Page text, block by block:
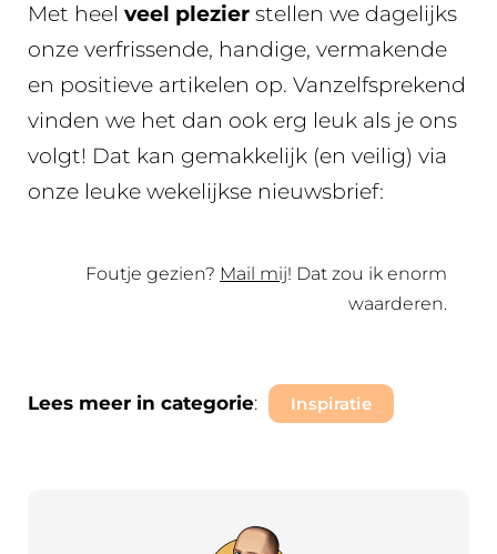
Met heel veel plezier stellen we dagelijks
onze verfrissende, handige, vermakende
en positieve artikelen op. Vanzelfsprekend
vinden we het dan ook erg leuk als je ons
volgt! Dat kan gemakkelijk (en veilig) via
onze leuke wekelijkse nieuwsbrief:
Foutje gezien? Mail mij! Dat zou ik enorm
waarderen.
Lees meer in categorie: Inspiratie